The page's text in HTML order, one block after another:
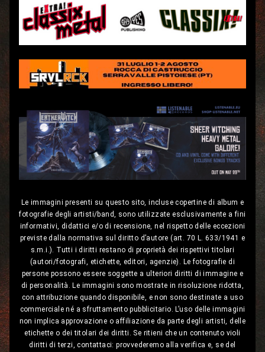
Le immagini presenti su questo sito, incluse copertine di album e
fotografie degli artisti/band, sono utilizzate esclusivamente a fini
informativi, didattici e/o di recensione, nel rispetto delle eccezioni
previste dalla normativa sul diritto d’autore (art. 70 L. 633/1941 e
s.m.i.). Tutti i diritti restano di proprietà dei rispettivi titolari
(autori/fotografi, etichette, editori, agenzie). Le fotografie di
persone possono essere soggette a ulteriori diritti di immagine e
di personalità. Le immagini sono mostrate in risoluzione ridotta,
con attribuzione quando disponibile, e non sono destinate a uso
commerciale né a sfruttamento pubblicitario. L’uso delle immagini
non implica approvazione o affiliazione da parte degli artisti, delle
etichette o dei titolari dei diritti. Se ritieni che un contenuto violi
diritti di terzi, contattaci: provvederemo alla verifica e, se del